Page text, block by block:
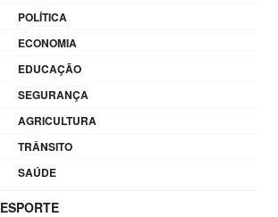
POLÍTICA
ECONOMIA
EDUCAÇÃO
SEGURANÇA
AGRICULTURA
TRÂNSITO
SAÚDE
ESPORTE